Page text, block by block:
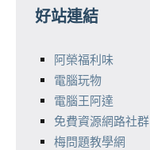
好站連結
阿榮福利味
電腦玩物
電腦王阿達
免費資源網路社群
梅問題教學網